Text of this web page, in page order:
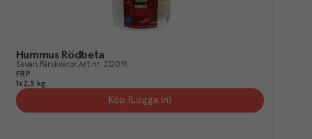
Hummus Rödbeta
Sevan Färskvaror Art.nr. 212019
FRP
1x2,5 kg
Köp (Logga in)